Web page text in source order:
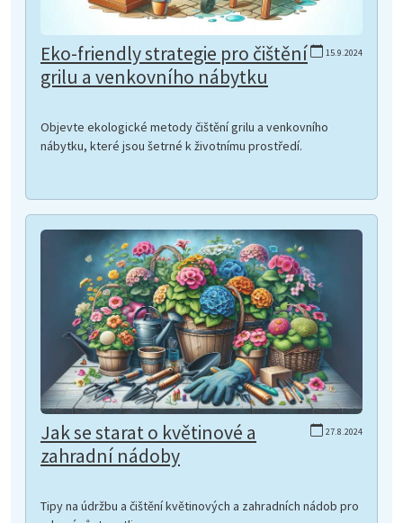
15.9.2024
Eko-friendly strategie pro čištění
grilu a venkovního nábytku
Objevte ekologické metody čištění grilu a venkovního
nábytku, které jsou šetrné k životnímu prostředí.
27.8.2024
Jak se starat o květinové a
zahradní nádoby
Tipy na údržbu a čištění květinových a zahradních nádob pro